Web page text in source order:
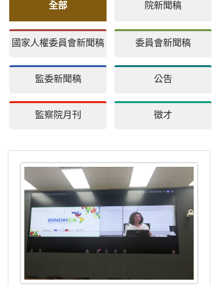
全部 院新聞稿
國家人權委員會新聞稿 委員會新聞稿
監委新聞稿 公告
監察院月刊 徵才